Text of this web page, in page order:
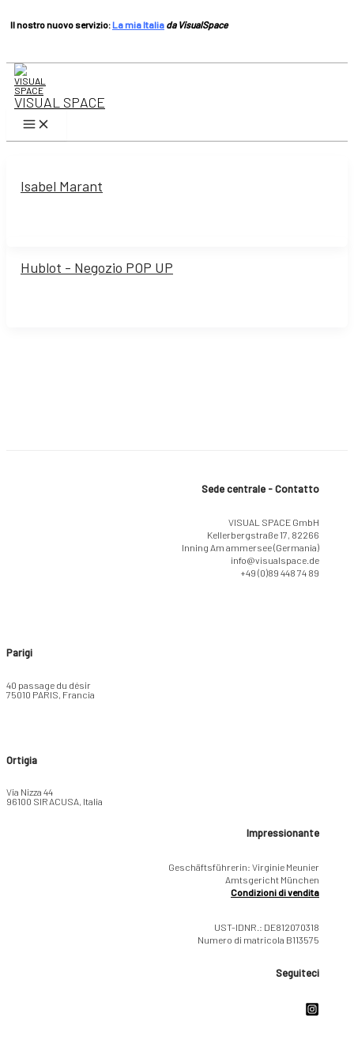
Il nostro nuovo servizio:La mia Italia da VisualSpace
Vai
contenuto
VISUAL SPACE
Menu
Isabel Marant
Hublot - Negozio POP UP
Sede centrale - Contatto
VISUAL SPACE GmbH
Kellerbergstraße 17, 82266
Inning Am ammersee (Germania)
info@visualspace.de
+49 (0)89 448 74 89
Parigi
40 passage du désir
75010 PARIS, Francia
Ortigia
Via Nizza 44
96100 SIRACUSA, Italia
Impressionante
Geschäftsführerin: Virginie Meunier
Amtsgericht München
Condizioni di vendita
UST-IDNR.: DE812070318
Numero di matricola B113575
Seguiteci